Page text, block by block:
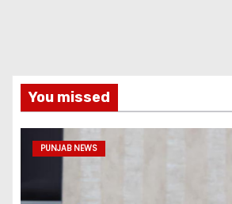
You missed
PUNJAB NEWS